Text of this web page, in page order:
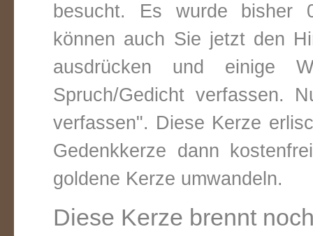
besucht. Es wurde bisher
können auch Sie jetzt den
ausdrücken und einige
Spruch/Gedicht verfassen.
verfassen". Diese Kerze
Gedenkkerze dann
goldene Kerze umwandeln.
Diese Kerze brennt